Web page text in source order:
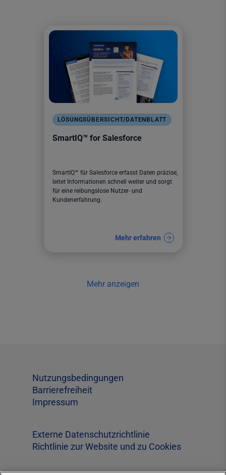
LÖSUNGSÜBERSICHT/DATENBLATT
SmartIQ™ for Salesforce
SmartIQ™ für Salesforce erfasst Daten präzise,
leitet Informationen schnell weiter und sorgt
für eine reibungslose Nutzer- und
Kundenerfahrung.
Mehr erfahren
Mehr anzeigen
Nutzungsbedingungen
Barrierefreiheit
Impressum
Externe Datenschutzrichtlinie
Richtlinie zur Website und zu Cookies